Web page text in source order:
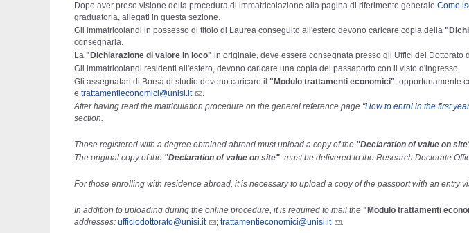
Dopo aver preso visione della procedura di immatricolazione alla pagina di riferimento generale Come
graduatoria, allegati in questa sezione.
Gli immatricolandi in possesso di titolo di Laurea conseguito all'estero devono caricare copia della
consegnarla.
La "Dichiarazione di valore in loco" in originale, deve essere consegnata presso gli Uffici del Dottorato
Gli immatricolandi residenti all'estero, devono caricare una copia del passaporto con il visto d'ingresso.
Gli assegnatari di Borsa di studio devono caricare il "Modulo trattamenti economici" , opportunamente
e trattamentieconomici@unisi.it
After having read the matriculation procedure on the general reference page "How to enrol in the first
section.
Those registered with a degree obtained abroad must upload a copy of the "Declaration of value on
The original copy of the "Declaration of value on site" must be delivered to the Research Doctorate
For those enrolling with residence abroad, it is necessary to upload a copy of the passport with an entry
In addition to uploading during the online procedure, it is required to mail the "Modulo trattamenti
addresses: ufficiodottorato@unisi.it ; trattamentieconomici@unisi.it